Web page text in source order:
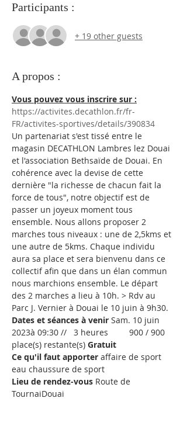
Participants :
+ 19 other guests
A propos :
Vous pouvez vous inscrire sur :
https://activites.decathlon.fr/fr-
FR/activites-sportives/details/390834
Un partenariat s'est tissé entre le
magasin DECATHLON Lambres lez Douai
et l'association Bethsaïde de Douai. En
cohérence avec la devise de cette
dernière "la richesse de chacun fait la
force de tous", notre objectif est de
passer un joyeux moment tous
ensemble. Nous allons proposer 2
marches tous niveaux : une de 2,5kms et
une autre de 5kms. Chaque individu
aura sa place et sera bienvenu dans ce
collectif afin que dans un élan commun
nous marchions ensemble. Le départ
des 2 marches a lieu à 10h. > Rdv au
Parc J. Vernier à Douai le 10 juin à 9h30.
Dates et séances à venir Sam. 10 juin
2023à 09:30 //   3 heures         900 / 900
place(s) restante(s) Gratuit
Ce qu'il faut apporter affaire de sport
eau chaussure de sport
Lieu de rendez-vous Route de
TournaiDouai